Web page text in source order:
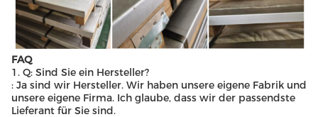
FAQ
1. Q: Sind Sie ein Hersteller?
: Ja sind wir Hersteller. Wir haben unsere eigene Fabrik und
unsere eigene Firma. Ich glaube, dass wir der passendste
Lieferant für Sie sind.